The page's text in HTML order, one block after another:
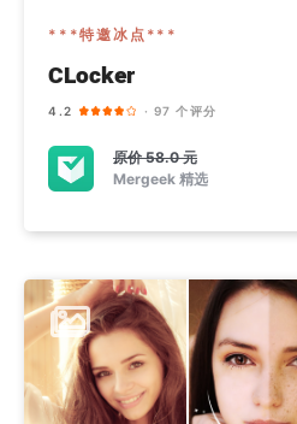
***特邀冰点***
CLocker
4.2 · 97 个评分
原价58.0 元
Mergeek 精选